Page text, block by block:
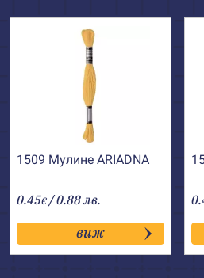
1509 Мулине АRIADNA
0.45€ / 0.88 лв.
виж